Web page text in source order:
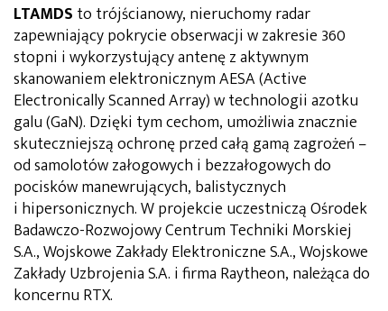
LTAMDS to trójścianowy, nieruchomy radar
zapewniający pokrycie obserwacji w zakresie 360
stopni i wykorzystujący antenę z aktywnym
skanowaniem elektronicznym AESA (Active
Electronically Scanned Array) w technologii azotku
galu (GaN). Dzięki tym cechom, umożliwia znacznie
skuteczniejszą ochronę przed całą gamą zagrożeń –
od samolotów załogowych i bezzałogowych do
pocisków manewrujących, balistycznych
i hipersonicznych. W projekcie uczestniczą Ośrodek
Badawczo-Rozwojowy Centrum Techniki Morskiej
S.A., Wojskowe Zakłady Elektroniczne S.A., Wojskowe
Zakłady Uzbrojenia S.A. i firma Raytheon, należąca do
koncernu RTX.